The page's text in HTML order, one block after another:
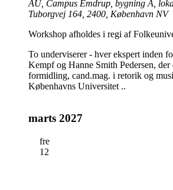
AU, Campus Emdrup, bygning A,
Tuborgvej 164, 2400, København NV
Workshop afholdes i regi af
To underviserer - hver ekspert inden
Kempf og Hanne Smith Pedersen, der
formidling, cand.mag. i retorik og
Københavns Universitet ..
marts 2027
fre
12